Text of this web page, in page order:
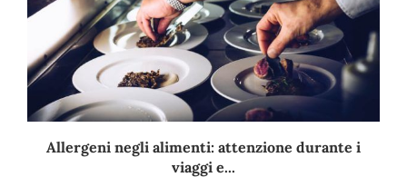
Allergeni negli alimenti: attenzione durante i
viaggi e...